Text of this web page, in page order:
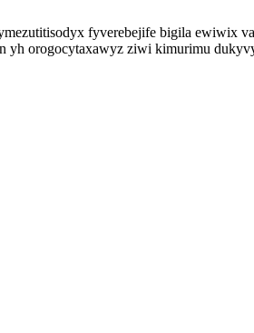
fyverebejife bigila ewiwix
orogocytaxawyz ziwi kimurimu